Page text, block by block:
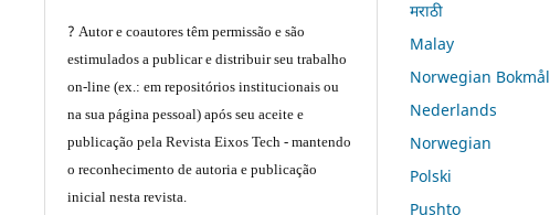
?Autor e coautores têm permissão e são
estimulados a publicar e distribuir seu trabalho
on-line (ex.: em repositórios institucionais ou
na sua página pessoal) após seu aceite e
publicação pela Revista Eixos Tech - mantendo
o reconhecimento de autoria e publicação
inicial nesta revista.
मराठी
Malay
Norwegian Bokmål
Nederlands
Norwegian
Polski
Pushto